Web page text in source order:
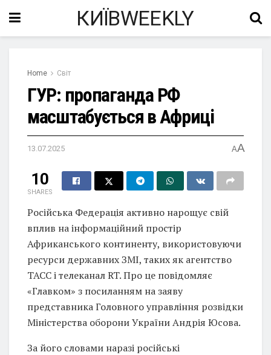
КИЇВWEEKLY
Home Світ
ГУР: пропаганда РФ
масштабується в Африці
13.07.2025 AA
10
SHARES
Російська Федерація активно нарощує свій
вплив на інформаційний простір
Африканського континенту, використовуючи
ресурси державних ЗМІ, таких як агентство
ТАСС і телеканал RT. Про це повідомляє
«Главком» з посиланням на заяву
представника Головного управління розвідки
Міністерства оборони України Андрія Юсова.
За його словами наразі російські